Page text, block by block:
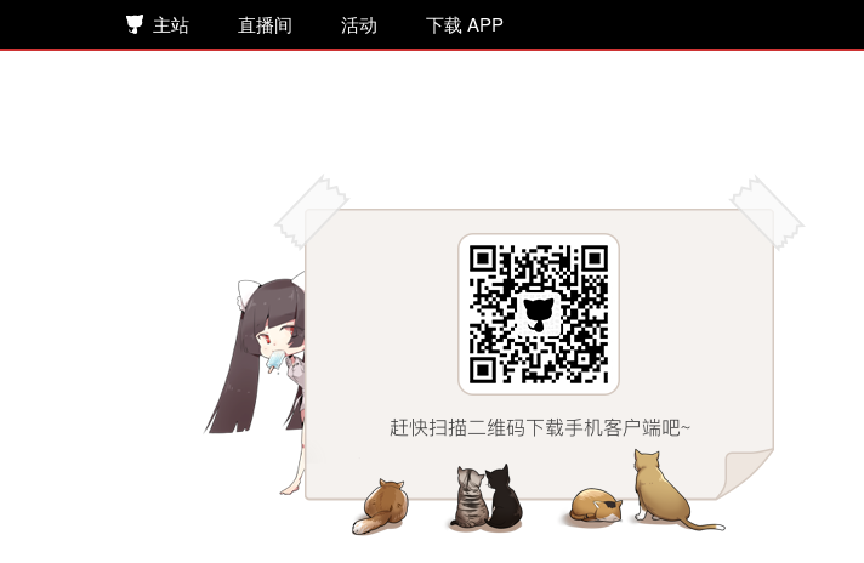
主站 直播间 活动 下载 APP